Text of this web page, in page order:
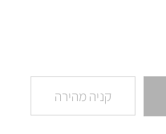
קניה מהירה